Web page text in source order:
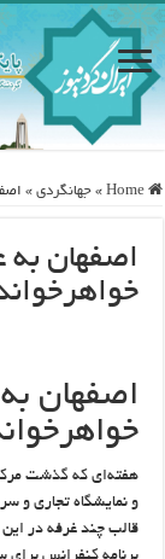
Home
» جهانگردی »
اصفهان به
اصفهان
هفته‌ای که گذشت مرکز
و نمایشگاه تجاری و
قالب چند غرفه در